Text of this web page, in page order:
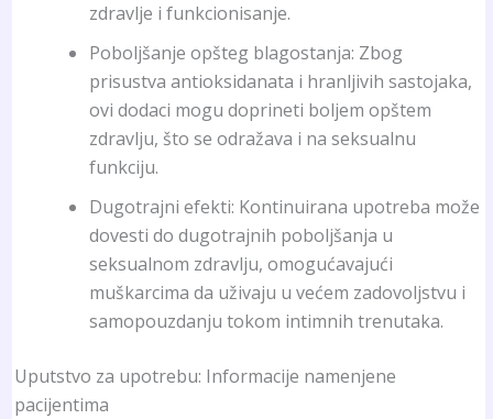
zdravlje i funkcionisanje.
Poboljšanje opšteg blagostanja: Zbog
prisustva antioksidanata i hranljivih sastojaka,
ovi dodaci mogu doprineti boljem opštem
zdravlju, što se odražava i na seksualnu
funkciju.
Dugotrajni efekti: Kontinuirana upotreba može
dovesti do dugotrajnih poboljšanja u
seksualnom zdravlju, omogućavajući
muškarcima da uživaju u većem zadovoljstvu i
samopouzdanju tokom intimnih trenutaka.
Uputstvo za upotrebu: Informacije namenjene
pacijentima